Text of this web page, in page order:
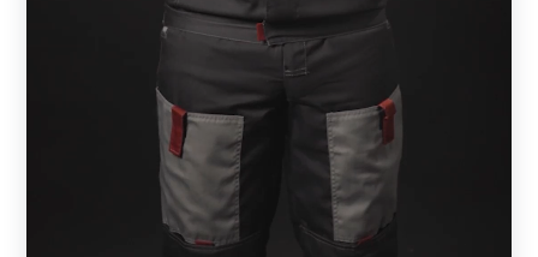
Забор нужно один раз установить и пользоваться
долгие годы. Нет необходимости подкрашивать и
При механическом повреждении конструкции, не
нужно переустанавливать весь забор, достаточно
заменить испорченную ламель.
Кирпичные опоры долговечны и прочны.